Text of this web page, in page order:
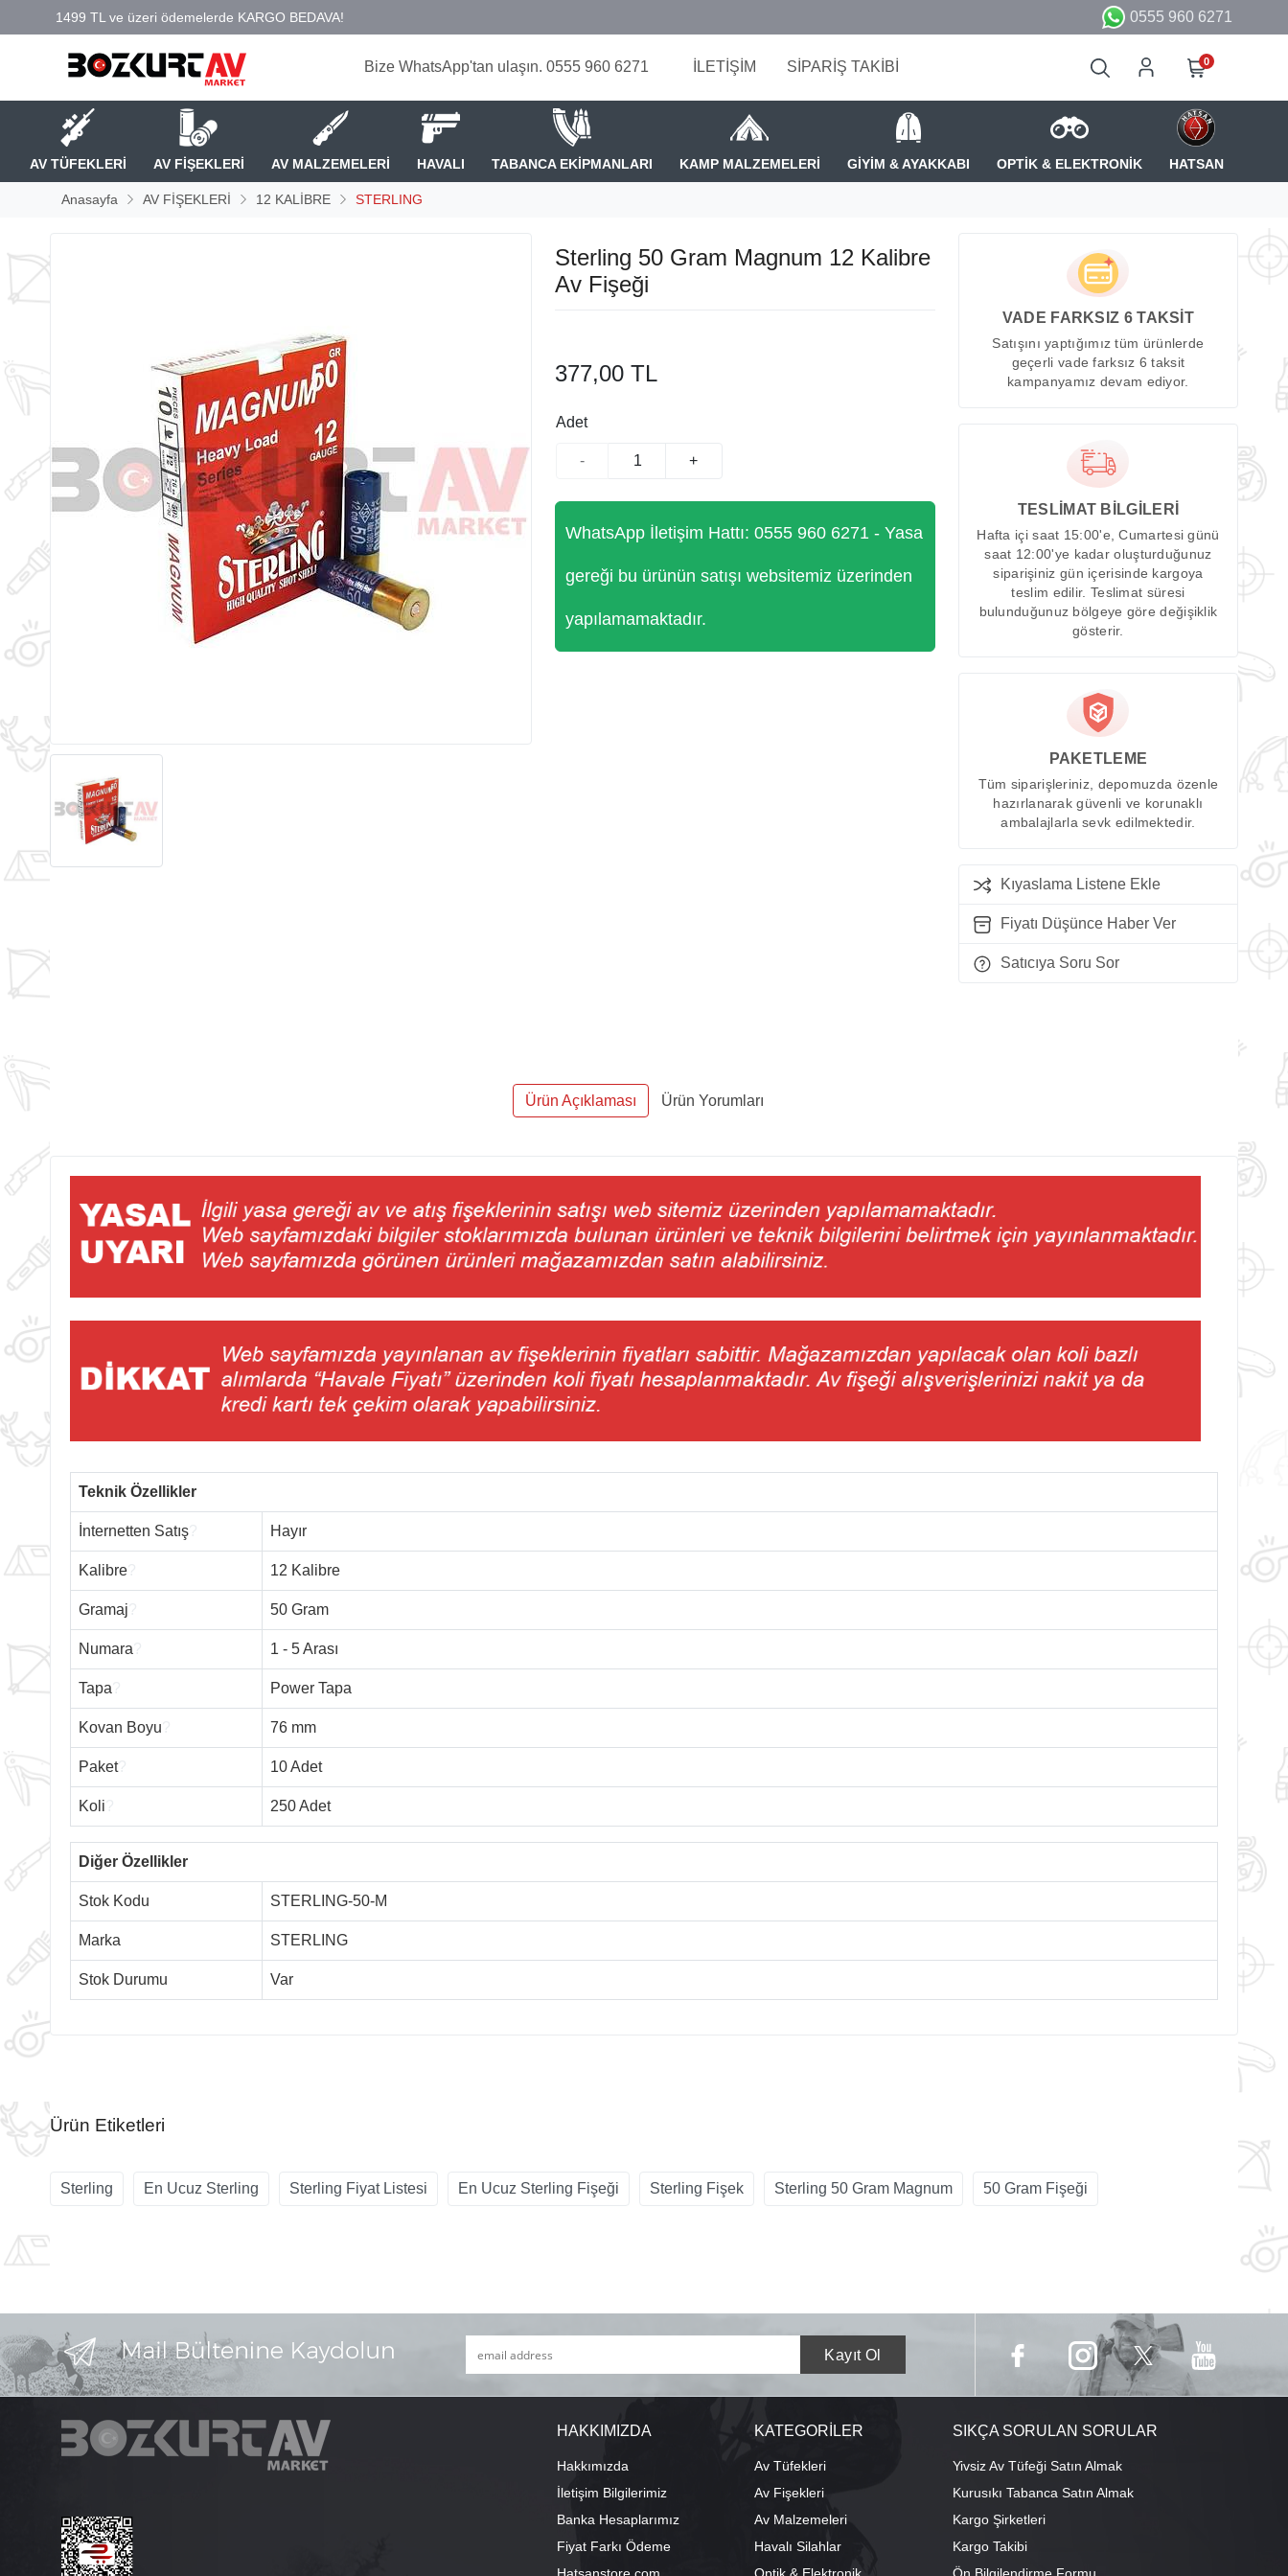
0555 960 6271
Bize WhatsApp'tan ulaşın. 0555 960 6271 İLETİŞİM SİPARİŞ TAKİBİ 0
AV TÜFEKLERİ AV FİŞEKLERİ AV MALZEMELERİ HAVALI TABANCA EKİPMANLARI KAMP MALZEMELERİ GİYİM & AYAKKABI OPTİK & ELEKTRONİK HATSAN
Anasayfa AV FİŞEKLERİ 12 KALİBRE STERLING
Sterling 50 Gram Magnum 12 Kalibre
Av Fişeği
377,00 TL
Adet
- +
WhatsApp İletişim Hattı: 0555 960 6271 - Yasa
gereği bu ürünün satışı websitemiz üzerinden
yapılamamaktadır.
VADE FARKSIZ 6 TAKSİT
Satışını yaptığımız tüm ürünlerde
geçerli vade farksız 6 taksit
kampanyamız devam ediyor.
TESLİMAT BİLGİLERİ
Hafta içi saat 15:00'e, Cumartesi günü
saat 12:00'ye kadar oluşturduğunuz
siparişiniz gün içerisinde kargoya
teslim edilir. Teslimat süresi
bulunduğunuz bölgeye göre değişiklik
gösterir.
PAKETLEME
Tüm siparişleriniz, depomuzda özenle
hazırlanarak güvenli ve korunaklı
ambalajlarla sevk edilmektedir.
Kıyaslama Listene Ekle
Fiyatı Düşünce Haber Ver
Satıcıya Soru Sor
Ürün Açıklaması Ürün Yorumları
Teknik Özellikler
İnternetten Satış Hayır
Kalibre 12 Kalibre
Gramaj 50 Gram
Numara 1 - 5 Arası
Tapa Power Tapa
Kovan Boyu 76 mm
Paket? 10 Adet
Koli 250 Adet
Diğer Özellikler
Stok Kodu STERLING-50-M
Marka STERLING
Stok Durumu Var
Ürün Etiketleri
Sterling En Ucuz Sterling Sterling Fiyat Listesi En Ucuz Sterling Fişeği Sterling Fişek Sterling 50 Gram Magnum 50 Gram Fişeği
HAKKIMIZDA
Hakkımızda
İletişim Bilgilerimiz
Banka Hesaplarımız
Fiyat Farkı Ödeme
KATEGORİLER
Av Tüfekleri
Av Fişekleri
Av Malzemeleri
Havalı Silahlar
SIKÇA SORULAN SORULAR
Yivsiz Av Tüfeği Satın Almak
Kurusıkı Tabanca Satın Almak
Kargo Şirketleri
Kargo Takibi